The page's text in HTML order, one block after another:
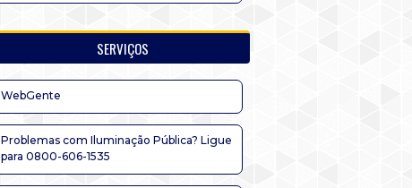
SERVIÇOS
WebGente
Problemas com Iluminação Pública? Ligue
para 0800-606-1535